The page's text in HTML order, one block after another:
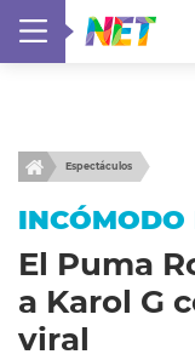
Espectáculos
INCÓMODO
El Puma
a Karol G
viral